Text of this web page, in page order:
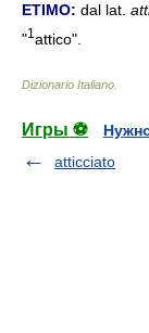
ETIMO: dal lat.
"1 attico".
Dizionario Italiano
Игры ⚽
atticciato